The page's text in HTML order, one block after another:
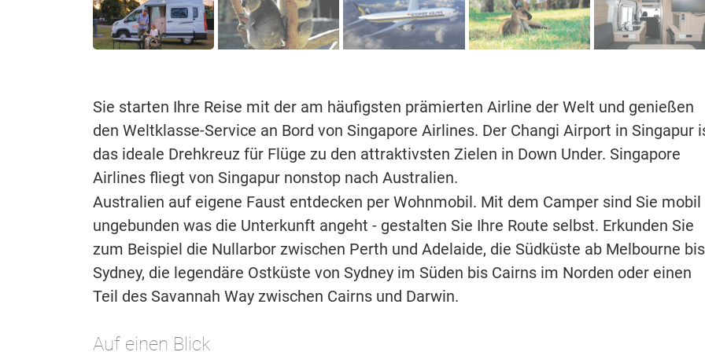
Sie starten Ihre Reise mit der am häufigsten prämierten Airline der Welt und genießen
den Weltklasse-Service an Bord von Singapore Airlines. Der Changi Airport in Singapur
das ideale Drehkreuz für Flüge zu den attraktivsten Zielen in Down Under. Singapore
Airlines fliegt von Singapur nonstop nach Australien.
Australien auf eigene Faust entdecken per Wohnmobil. Mit dem Camper sind Sie mobil
ungebunden was die Unterkunft angeht - gestalten Sie Ihre Route selbst. Erkunden Sie
zum Beispiel die Nullarbor zwischen Perth und Adelaide, die Südküste ab Melbourne bis
Sydney, die legendäre Ostküste von Sydney im Süden bis Cairns im Norden oder einen
Teil des Savannah Way zwischen Cairns und Darwin.
Auf einen Blick